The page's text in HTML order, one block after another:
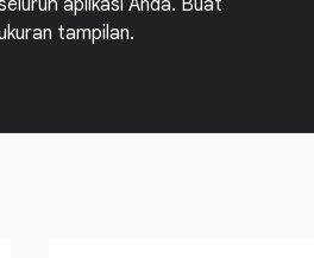
aplikasi Anda. Buat
tampilan.